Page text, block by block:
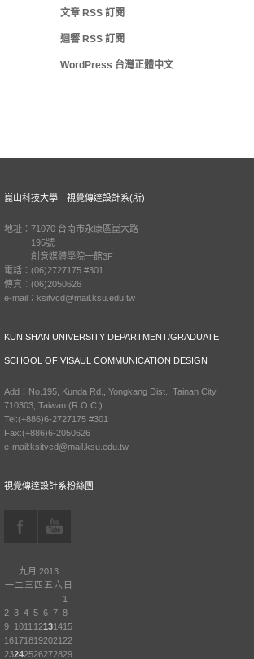
文章 RSS 訂閱
迴響 RSS 訂閱
WordPress 台灣正體中文
崑山科技大學 視覺傳達設計系(所)
地址：71070 台南市永康區崑大路
195號
創意媒體學院一館3F
電話：(06)2727175 #301
傳真：(06)2050626
e-mail：ksitvcd@mail.ksu.edu.tw
KUN SHAN UNIVERSITY DEPARTMENT/GRADUATE
SCHOOL OF VISAUL COMMUNICATION DESIGN
Add：No.195, Kunda Rd., Yongkang Dist., Tainan City
710303, Taiwan (R.O.C.)
Tel:(+886)6-2727175 #301
Fax:(+886)6-2050626
e-mail:ksitvcd@mail.ksu.edu.tw
視覺傳達設計系粉絲團
九月 2013
一 二 三 四 五六 日
1
2 3 4 5 6 7 8
9 1011 12131415
161718192021 22
23242526272829